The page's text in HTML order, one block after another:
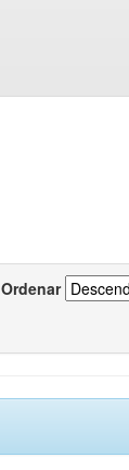
Ordenar